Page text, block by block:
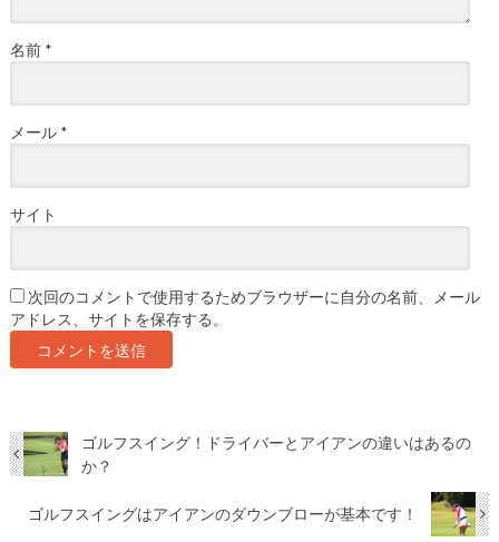
名前 *
メール *
サイト
次回のコメントで使用するためブラウザーに自分の名前、メール
アドレス、サイトを保存する。
ゴルフスイング！ドライバーとアイアンの違いはあるの
か？
ゴルフスイングはアイアンのダウンブローが基本です！